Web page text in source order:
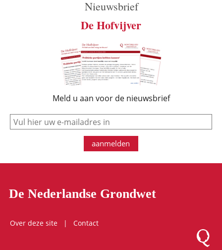
Nieuwsbrief
De Hofvijver
Meld u aan voor de nieuwsbrief
e-mail
aanmelden
De Nederlandse Grondwet
Over deze site
Contact
Logo